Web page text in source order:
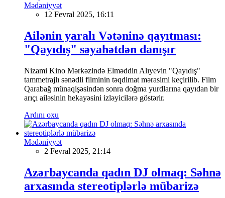
Mədəniyyət
12 Fevral 2025, 16:11
Ailənin yaralı Vətəninə qayıtması:
"Qayıdış" səyahətdən danışır
Nizami Kino Mərkəzində Elməddin Alıyevin "Qayıdış"
tammetrajlı sənədli filminin təqdimat mərasimi keçirilib. Film
Qarabağ münaqişəsindən sonra doğma yurdlarına qayıdan bir
arıçı ailəsinin hekayəsini izləyicilərə göstərir.
Ardını oxu
Mədəniyyət
2 Fevral 2025, 21:14
Azərbaycanda qadın DJ olmaq: Səhnə
arxasında stereotiplərlə mübarizə